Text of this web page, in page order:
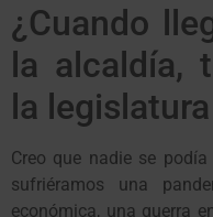
¿Cuando
la alcaldía,
la
Creo que nadie se
sufriéramos una
económica, una guerra